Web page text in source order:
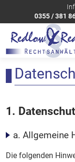
0355 / 381
Sie sind hier:Startseite
1.
a. Allgemeine
Die folgenden